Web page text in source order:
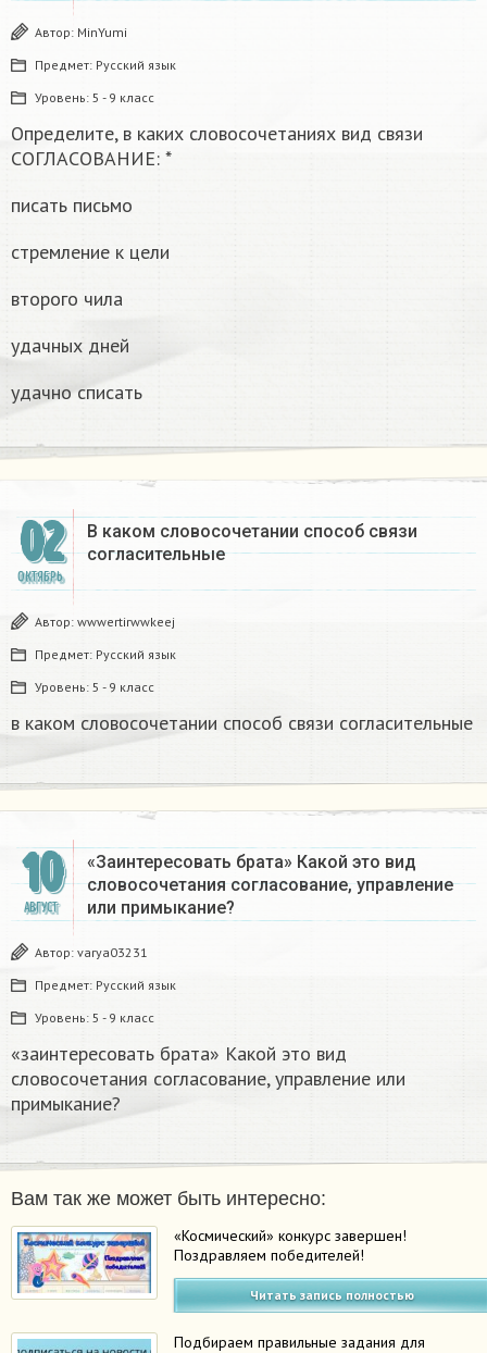
Автор: MinYumi
Предмет: Русский язык
Уровень: 5 - 9 класс
Определите, в каких словосочетаниях вид связи
СОГЛАСОВАНИЕ: *
писать письмо
стремление к цели
второго чила
удачных дней
удачно списать
02
ОКТЯБРЬ
В каком словосочетании способ связи
согласительные​
Автор: wwwertirwwkeej
Предмет: Русский язык
Уровень: 5 - 9 класс
в каком словосочетании способ связи согласительные​
10
АВГУСТ
«Заинтересовать брата» Какой это вид
словосочетания согласование, управление
или примыкание?
Автор: varya03231
Предмет: Русский язык
Уровень: 5 - 9 класс
«заинтересовать брата» Какой это вид
словосочетания согласование, управление или
примыкание?
Вам так же может быть интересно:
«Космический» конкурс завершен!
Поздравляем победителей!
Читать запись полностью
Подбираем правильные задания для